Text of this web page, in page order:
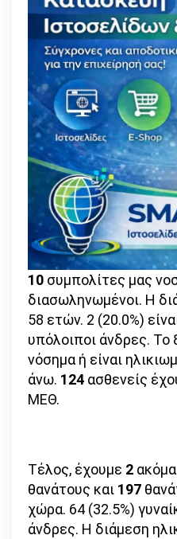
10 συμπολίτες μας
διασωληνωμένοι. Η
58 ετών. 2 (20.0%)
υπόλοιποι άνδρες. To
νόσημα ή είναι
άνω. 124 ασθενείς
ΜΕΘ.
Τέλος, έχουμε 2
θανάτους και 197
χώρα. 64 (32.5%)
άνδρες. Η διάμεση